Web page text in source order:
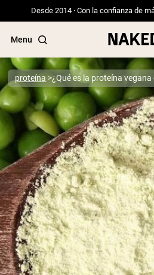
Desde 2014 · Con la confianza de
Menu
Términos de Búsqueda Populares
”Protein Powder“
”Overnight Oats“
”Vegan protein“
”Collagen“
”Micellar Casein“
proteína ¿Qué es la proteína